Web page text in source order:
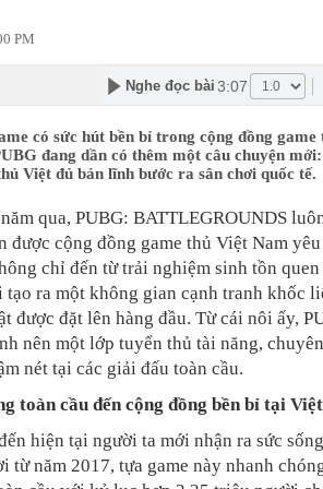
PM
Nghe đọc bài 3:07
có sức hút bền bỉ trong cộng đồng game
đang dần có thêm một câu chuyện
Việt đủ bản lĩnh bước ra sân chơi quốc tế.
qua, PUBG: BATTLEGROUNDS
được cộng đồng game thủ Việt Nam
chỉ đến từ trải nghiệm sinh tồn
tạo ra một không gian cạnh tranh khốc
được đặt lên hàng đầu. Từ cái nôi ấy,
nên một lớp tuyển thủ tài năng,
nét tại các giải đấu toàn cầu.
toàn cầu đến cộng đồng bền bỉ tại
hiện tại người ta mới nhận ra sức
từ năm 2017, tựa game này nhanh